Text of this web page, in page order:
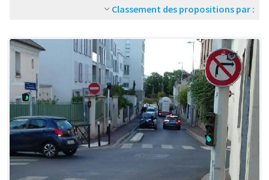
Classement des propositions par :